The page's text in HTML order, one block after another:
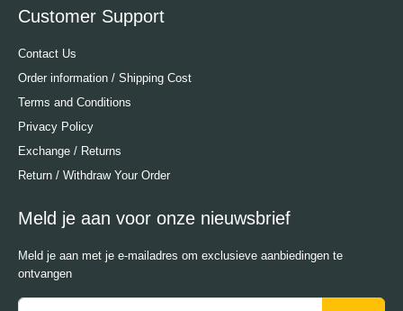
Customer Support
Contact Us
Order information / Shipping Cost
Terms and Conditions
Privacy Policy
Exchange / Returns
Return / Withdraw Your Order
Meld je aan voor onze nieuwsbrief
Meld je aan met je e-mailadres om exclusieve aanbiedingen te
ontvangen